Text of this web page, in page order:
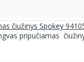
čiužinys Spokey
pripučiamas